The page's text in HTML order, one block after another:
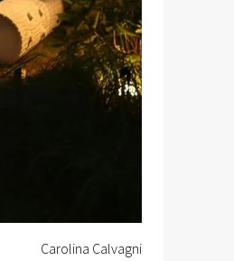
Carolina Calvagni